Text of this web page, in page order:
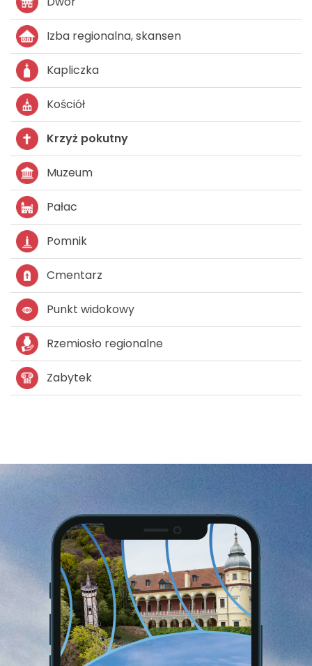
Izba regionalna, skansen
Kapliczka
Kościół
Krzyż pokutny
Muzeum
Pałac
Pomnik
Cmentarz
Punkt widokowy
Rzemiosło regionalne
Zabytek